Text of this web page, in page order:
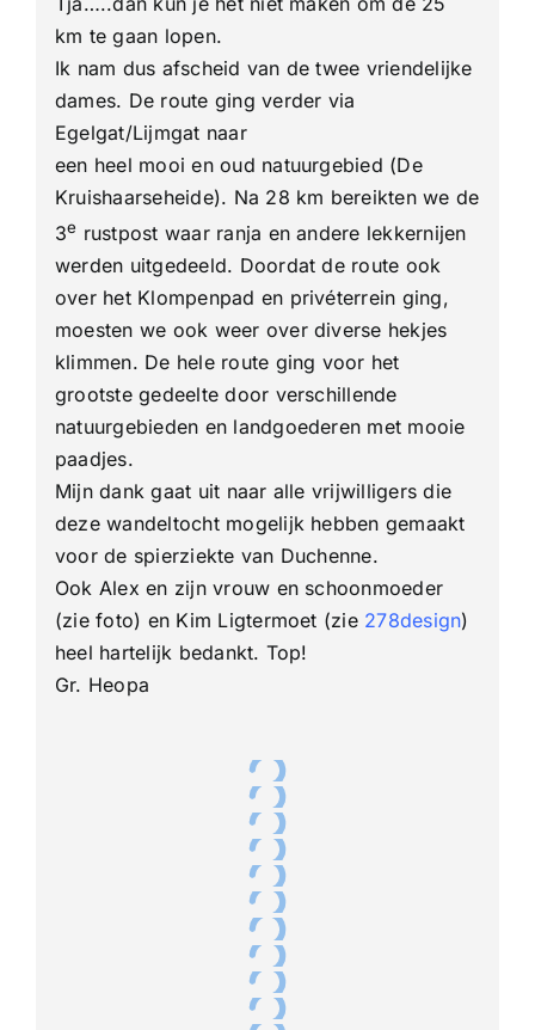
km te gaan lopen.
Ik nam dus afscheid van de twee vriendelijke
dames. De route ging verder via
Egelgat/Lijmgat naar
een heel mooi en oud natuurgebied (De
Kruishaarseheide). Na 28 km bereikten we de
3e rustpost waar ranja en andere lekkernijen
werden uitgedeeld. Doordat de route ook
over het Klompenpad en privéterrein ging,
moesten we ook weer over diverse hekjes
klimmen. De hele route ging voor het
grootste gedeelte door verschillende
natuurgebieden en landgoederen met mooie
paadjes.
Mijn dank gaat uit naar alle vrijwilligers die
deze wandeltocht mogelijk hebben gemaakt
voor de spierziekte van Duchenne.
Ook Alex en zijn vrouw en schoonmoeder
(zie foto) en Kim Ligtermoet (zie 278design)
heel hartelijk bedankt. Top!
Gr. Heopa